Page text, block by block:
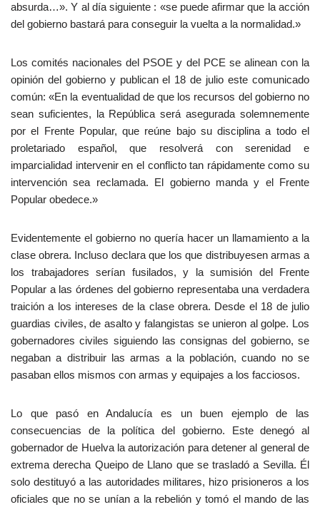
absurda…». Y al día siguiente : «se puede afirmar que la acción
del gobierno bastará para conseguir la vuelta a la normalidad.»
Los comités nacionales del PSOE y del PCE se alinean con la
opinión del gobierno y publican el 18 de julio este comunicado
común: «En la eventualidad de que los recursos del gobierno no
sean suficientes, la República será asegurada solemnemente
por el Frente Popular, que reúne bajo su disciplina a todo el
proletariado español, que resolverá con serenidad e
imparcialidad intervenir en el conflicto tan rápidamente como su
intervención sea reclamada. El gobierno manda y el Frente
Popular obedece.»
Evidentemente el gobierno no quería hacer un llamamiento a la
clase obrera. Incluso declara que los que distribuyesen armas a
los trabajadores serían fusilados, y la sumisión del Frente
Popular a las órdenes del gobierno representaba una verdadera
traición a los intereses de la clase obrera. Desde el 18 de julio
guardias civiles, de asalto y falangistas se unieron al golpe. Los
gobernadores civiles siguiendo las consignas del gobierno, se
negaban a distribuir las armas a la población, cuando no se
pasaban ellos mismos con armas y equipajes a los facciosos.
Lo que pasó en Andalucía es un buen ejemplo de las
consecuencias de la política del gobierno. Este denegó al
gobernador de Huelva la autorización para detener al general de
extrema derecha Queipo de Llano que se trasladó a Sevilla. Él
solo destituyó a las autoridades militares, hizo prisioneros a los
oficiales que no se unían a la rebelión y tomó el mando de las